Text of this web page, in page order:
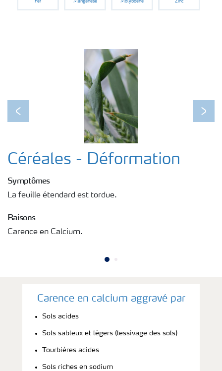
Fer Manganèse Molybdène Zinc
Previous Next
Céréales - Déformation
Symptômes
La feuille étendard est tordue.
Raisons
Carence en Calcium.
Carence en calcium aggravé par
Sols acides
Sols sableux et légers (lessivage des sols)
Tourbières acides
Sols riches en sodium